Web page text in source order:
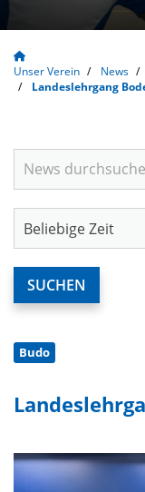
Unser Verein News
Landeslehrgang
Budo